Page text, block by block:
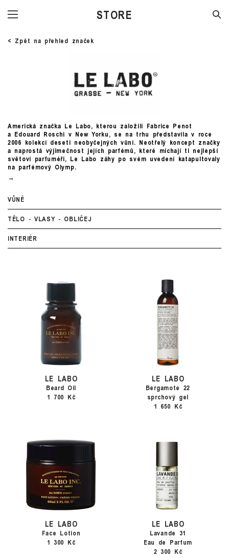
INGREDIENTS
< Zpět na přehled značek
Americká značka Le Labo, kterou založili Fabrice Penot
a Edouard Roschi v New Yorku, se na trhu představila v roce
2006 kolekcí deseti neobyčejných vůní. Neotřelý koncept značky
a naprostá výjimečnost jejích parfémů, které míchají ti nejlepší
světoví parfuméři, Le Labo záhy po svém uvedení katapultovaly
na parfémový Olymp.
VŮNĚ
TĚLO - VLASY - OBLIČEJ
INTERIÉR
LE LABO
Beard Oil
1 700 Kč
LE LABO
Bergamote 22
sprchový gel
1 650 Kč
LE LABO
Face Lotion
1 300 Kč
LE LABO
Lavande 31
Eau de Parfum
2 300 Kč